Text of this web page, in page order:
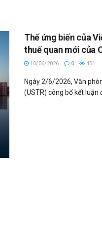
Thế ứng biến của
thuế quan mới của
10/06/2026 0 451
Ngày 2/6/2026, Văn
(USTR) công bố kết luận